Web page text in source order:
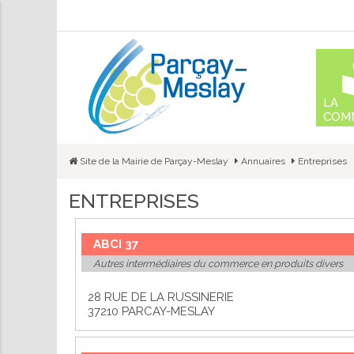
LA
Site de la Mairie de Parçay-Meslay Annuaires Entreprises
ENTREPRISES
ABCI 37
Autres intermédiaires du commerce en produits divers
28 RUE DE LA RUSSINERIE
37210 PARCAY-MESLAY